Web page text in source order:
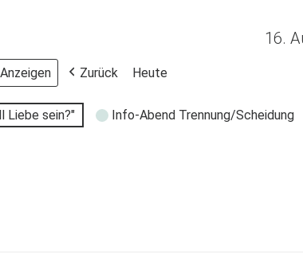
16.
Zurück Heute
Liebe sein?"
Info-Abend Trennung/Scheidung